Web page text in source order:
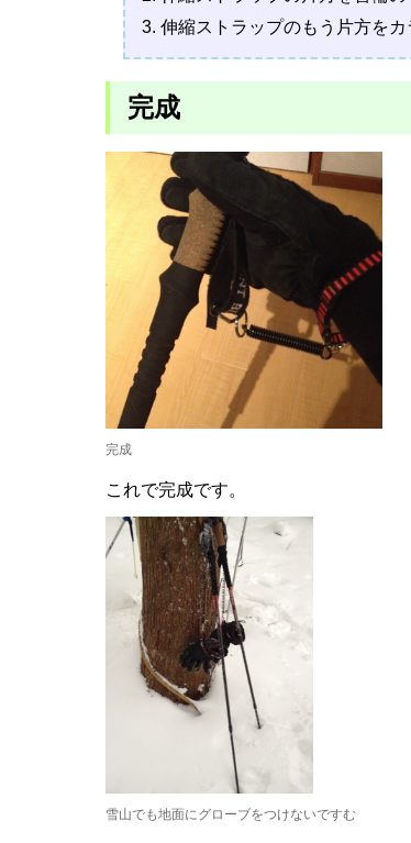
伸縮ストラップのもう片方を
完成
完成
これで完成です。
雪山でも地面にグローブをつけないですむ